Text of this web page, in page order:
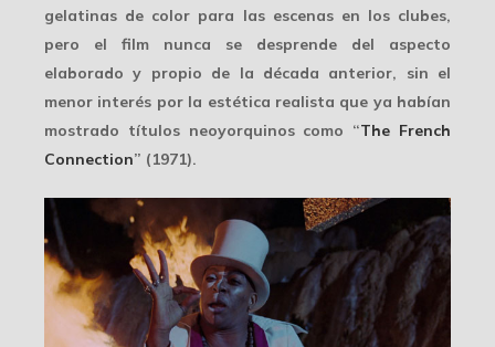
gelatinas de color para las escenas en los clubes,
pero el film nunca se desprende del aspecto
elaborado y propio de la década anterior, sin el
menor interés por la estética realista que ya habían
mostrado títulos neoyorquinos como “The French
Connection” (1971).